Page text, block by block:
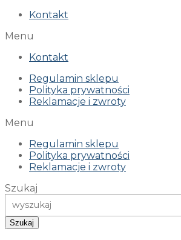
Kontakt
Menu
Kontakt
Regulamin sklepu
Polityka prywatności
Reklamacje i zwroty
Menu
Regulamin sklepu
Polityka prywatności
Reklamacje i zwroty
Szukaj
Szukaj